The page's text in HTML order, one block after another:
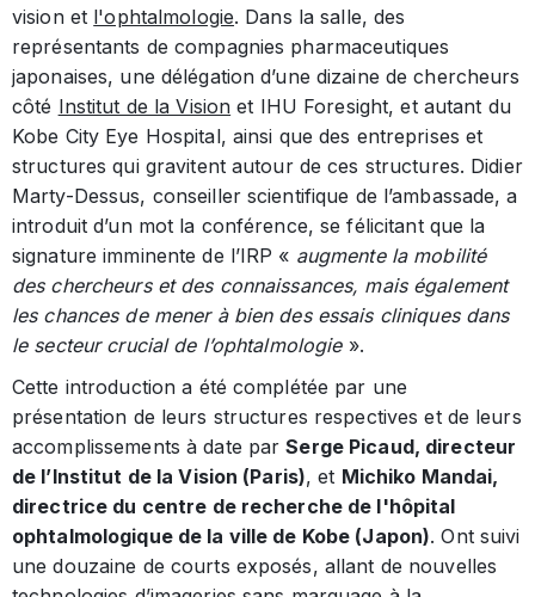
vision et l'ophtalmologie. Dans la salle, des
représentants de compagnies pharmaceutiques
japonaises, une délégation d’une dizaine de chercheurs
côté Institut de la Vision et IHU Foresight, et autant du
Kobe City Eye Hospital, ainsi que des entreprises et
structures qui gravitent autour de ces structures. Didier
Marty-Dessus, conseiller scientifique de l’ambassade, a
introduit d’un mot la conférence, se félicitant que la
signature imminente de l’IRP « augmente la mobilité
des chercheurs et des connaissances, mais également
les chances de mener à bien des essais cliniques dans
le secteur crucial de l’ophtalmologie ».
Cette introduction a été complétée par une
présentation de leurs structures respectives et de leurs
accomplissements à date parSerge Picaud, directeur
de l’Institut de la Vision (Paris), et Michiko Mandai,
directrice du centre de recherche de l'hôpital
ophtalmologique de la ville de Kobe (Japon). Ont suivi
une douzaine de courts exposés, allant de nouvelles